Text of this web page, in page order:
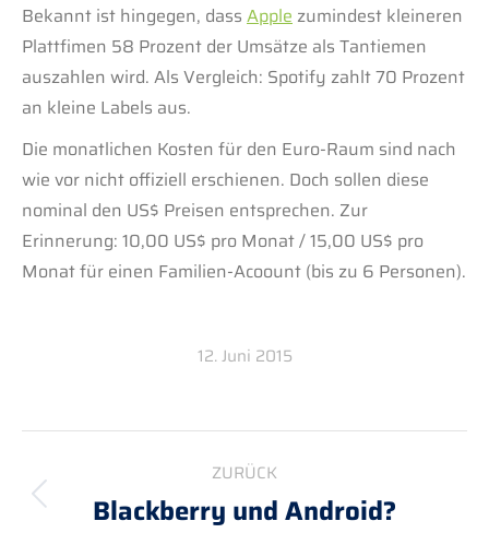
Bekannt ist hingegen, dass Apple zumindest kleineren
Plattfimen 58 Prozent der Umsätze als Tantiemen
auszahlen wird. Als Vergleich: Spotify zahlt 70 Prozent
an kleine Labels aus.
Die monatlichen Kosten für den Euro-Raum sind nach
wie vor nicht offiziell erschienen. Doch sollen diese
nominal den US$ Preisen entsprechen. Zur
Erinnerung: 10,00 US$ pro Monat / 15,00 US$ pro
Monat für einen Familien-Acoount (bis zu 6 Personen).
12. Juni 2015
Kommentarnavigation
ZURÜCK
Vorheriger
Blackberry und Android?